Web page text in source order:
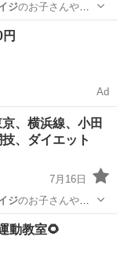
ジのお子さんや運
イラ
Ad
、横浜線、小田
、ダイエット
7月16日
ジのお子さんや運
ラ
動教室🌻